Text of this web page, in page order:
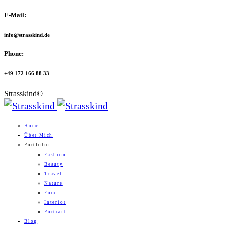
E-Mail:
info@strasskind.de
Phone:
+49 172 166 88 33
Strasskind©
Home
Über Mich
Portfolio
Fashion
Beauty
Travel
Nature
Food
Interior
Portrait
Blog